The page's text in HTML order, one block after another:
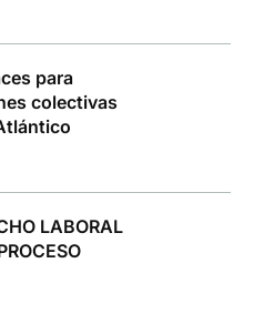
para
colectivas
LABORAL